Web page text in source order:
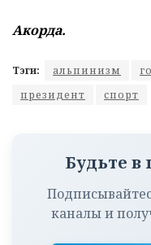
Акорда.
Тэги: альпинизм
президент
спорт
Будьте в
каналы и